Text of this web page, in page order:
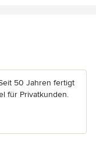
50 Jahren fertigt
für Privatkunden.